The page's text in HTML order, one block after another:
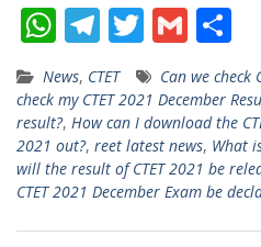
W
at
s
A
p
p
T
el
e
gr
a
m
T
w
itt
er
G
ai
l
h
e
News, CTET Can we check
check my CTET 2021 December
result?, How can I download the
2021 out?, reet latest news, What
will the result of CTET 2021 be
CTET 2021 December Exam be